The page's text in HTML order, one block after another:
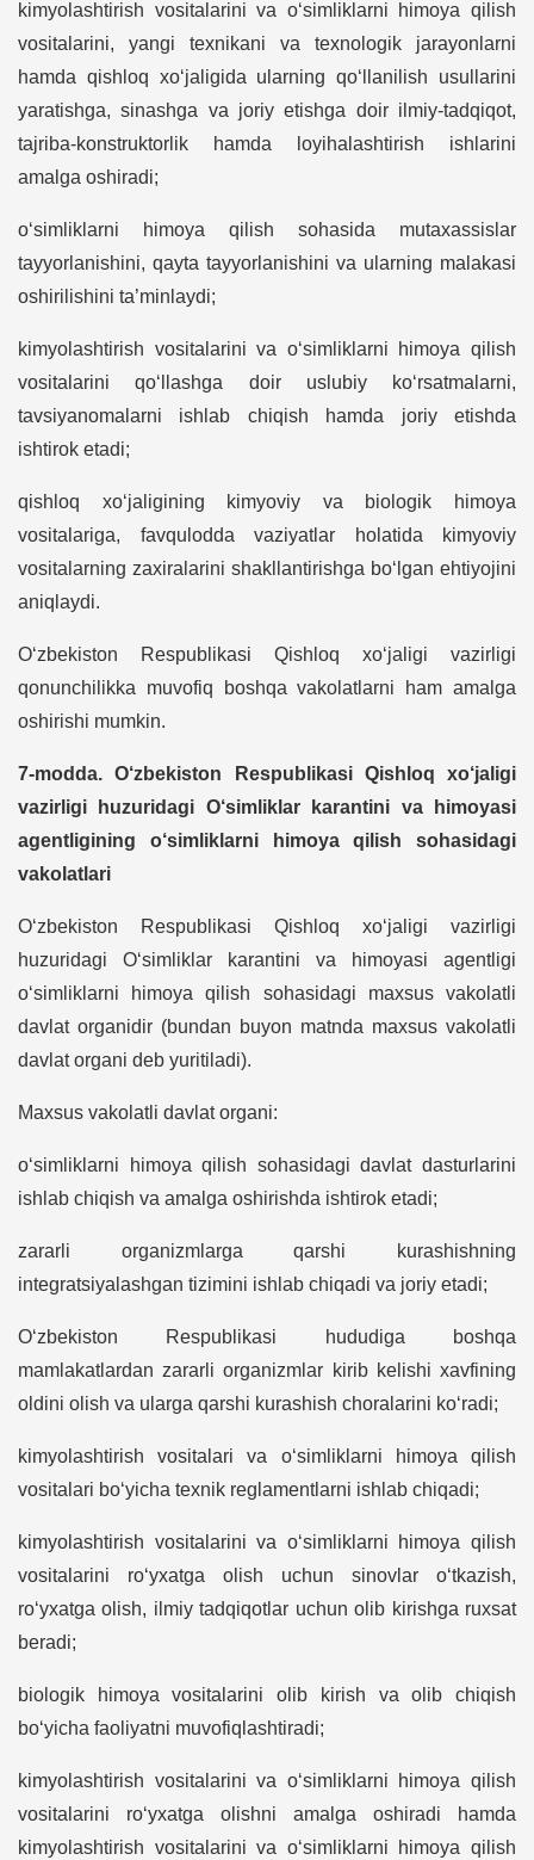
kimyolashtirish vositalarini va o‘simliklarni himoya qilish
vositalarini, yangi texnikani va texnologik jarayonlarni
hamda qishloq xo‘jaligida ularning qo‘llanilish usullarini
yaratishga, sinashga va joriy etishga doir ilmiy-tadqiqot,
tajriba-konstruktorlik hamda loyihalashtirish ishlarini
amalga oshiradi;
o‘simliklarni himoya qilish sohasida mutaxassislar
tayyorlanishini, qayta tayyorlanishini va ularning malakasi
oshirilishini ta’minlaydi;
kimyolashtirish vositalarini va o‘simliklarni himoya qilish
vositalarini qo‘llashga doir uslubiy ko‘rsatmalarni,
tavsiyanomalarni ishlab chiqish hamda joriy etishda
ishtirok etadi;
qishloq xo‘jaligining kimyoviy va biologik himoya
vositalariga, favqulodda vaziyatlar holatida kimyoviy
vositalarning zaxiralarini shakllantirishga bo‘lgan ehtiyojini
aniqlaydi.
O‘zbekiston Respublikasi Qishloq xo‘jaligi vazirligi
qonunchilikka muvofiq boshqa vakolatlarni ham amalga
oshirishi mumkin.
7-modda. O‘zbekiston Respublikasi Qishloq xo‘jaligi
vazirligi huzuridagi O‘simliklar karantini va himoyasi
agentligining o‘simliklarni himoya qilish sohasidagi
vakolatlari
O‘zbekiston Respublikasi Qishloq xo‘jaligi vazirligi
huzuridagi O‘simliklar karantini va himoyasi agentligi
o‘simliklarni himoya qilish sohasidagi maxsus vakolatli
davlat organidir (bundan buyon matnda maxsus vakolatli
davlat organi deb yuritiladi).
Maxsus vakolatli davlat organi:
o‘simliklarni himoya qilish sohasidagi davlat dasturlarini
ishlab chiqish va amalga oshirishda ishtirok etadi;
zararli organizmlarga qarshi kurashishning
integratsiyalashgan tizimini ishlab chiqadi va joriy etadi;
O‘zbekiston Respublikasi hududiga boshqa
mamlakatlardan zararli organizmlar kirib kelishi xavfining
oldini olish va ularga qarshi kurashish choralarini ko‘radi;
kimyolashtirish vositalari va o‘simliklarni himoya qilish
vositalari bo‘yicha texnik reglamentlarni ishlab chiqadi;
kimyolashtirish vositalarini va o‘simliklarni himoya qilish
vositalarini ro‘yxatga olish uchun sinovlar o‘tkazish,
ro‘yxatga olish, ilmiy tadqiqotlar uchun olib kirishga ruxsat
beradi;
biologik himoya vositalarini olib kirish va olib chiqish
bo‘yicha faoliyatni muvofiqlashtiradi;
kimyolashtirish vositalarini va o‘simliklarni himoya qilish
vositalarini ro‘yxatga olishni amalga oshiradi hamda
kimyolashtirish vositalarini va o‘simliklarni himoya qilish